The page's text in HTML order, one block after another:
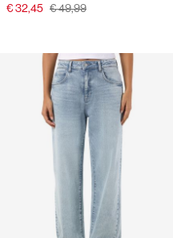
€ 32,45 € 49,99